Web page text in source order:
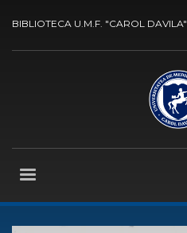
BIBLIOTECA U.M.F. "CAROL DAVILA"